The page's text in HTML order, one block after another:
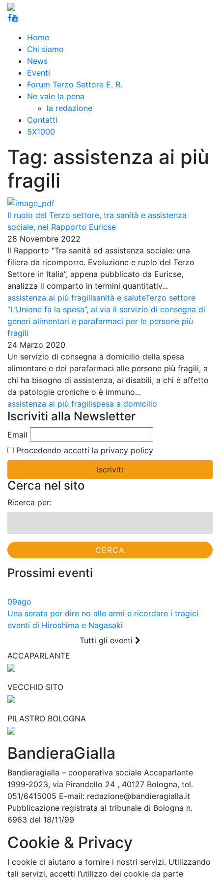
Home
Chi siamo
News
Eventi
Forum Terzo Settore E. R.
Ne vale la pena
la redazione
Contatti
5X1000
Tag: assistenza ai più
fragili
Il ruolo del Terzo settore, tra sanità e assistenza
sociale, nel Rapporto Euricse
28 Novembre 2022
Il Rapporto "Tra sanità ed assistenza sociale: una
filiera da ricomporre. Evoluzione e ruolo del Terzo
Settore in Italia”, appena pubblicato da Euricse,
analizza il comparto in termini quantitativ...
assistenza ai più fragilisanità e saluteTerzo settore
“L’Unione fa la spesa”, al via il servizio di consegna di
generi alimentari e parafarmaci per le persone più
fragili
24 Marzo 2020
Un servizio di consegna a domicilio della spesa
alimentare e dei parafarmaci alle persone più fragili, a
chi ha bisogno di assistenza, ai disabili, a chi è affetto
da patologie croniche o è immuno...
assistenza ai più fragilispesa a domicilio
Iscriviti alla Newsletter
Email
Procedendo accetti la privacy policy
Cerca nel sito
Ricerca per:
Prossimi eventi
09ago
Una serata per dire no alle armi e ricordare i tragici
eventi di Hiroshima e Nagasaki
Tutti gli eventi
ACCAPARLANTE
VECCHIO SITO
PILASTRO BOLOGNA
BandieraGialla
Bandieragialla – cooperativa sociale Accaparlante
1999-2023, via Pirandello 24 , 40127 Bologna, tel.
051/6415005 E-mail: redazione@bandieragialla.it
Pubblicazione registrata al tribunale di Bologna n.
6963 del 18/11/99
Cookie & Privacy
I cookie ci aiutano a fornire i nostri servizi. Utilizzando
tali servizi, accetti l’utilizzo dei cookie da parte